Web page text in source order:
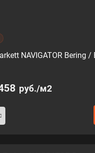
NAVIGATOR Bering /
руб./м2